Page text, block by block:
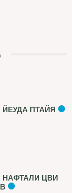
ПТАЙЯ
НАФТАЛИ ЦВИ